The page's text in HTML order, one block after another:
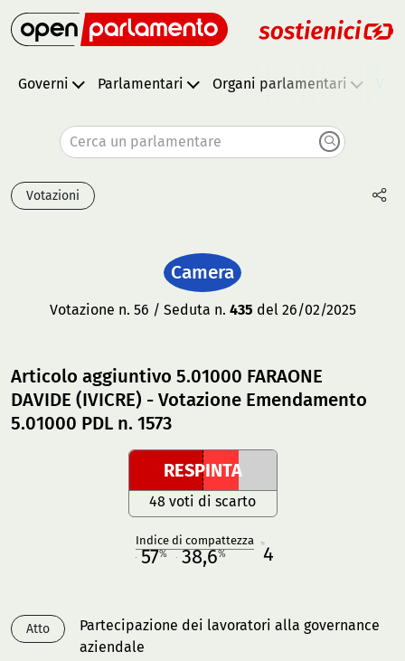
Governi Parlamentari Organi parlamentari
Cerca un parlamentare
Votazioni
Camera
Votazione n. 56 / Seduta n. 435 del 26/02/2025
Articolo aggiuntivo 5.01000 FARAONE
DAVIDE (IVICRE) - Votazione Emendamento
5.01000 PDL n. 1573
RESPINTA
48 voti di scarto
Indice di compattezza
57% 38,6% 4
Atto
Partecipazione dei lavoratori alla governance
aziendale